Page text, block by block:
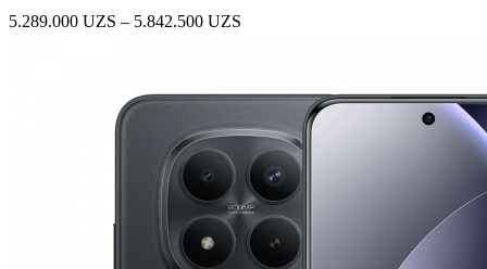
5.289.000 UZS – 5.842.500 UZS
5.842.500 UZS